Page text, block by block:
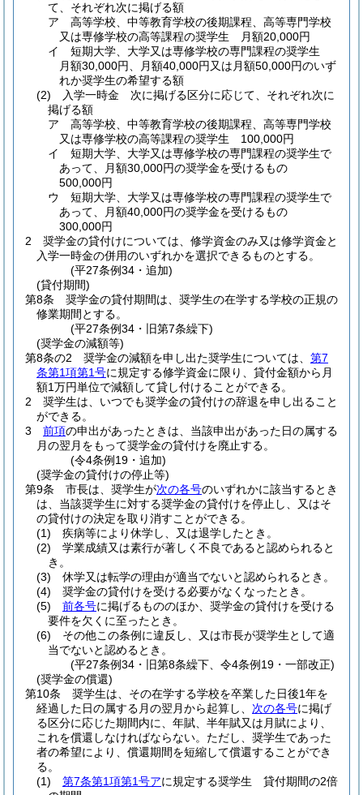
て、それぞれ次に掲げる額
ア
高等学校、中等教育学校の後期課程、高等専門学校
又は専修学校の高等課程の奨学生 月額20,000円
イ
短期大学、大学又は専修学校の専門課程の奨学生
月額30,000円、月額40,000円又は月額50,000円のいず
れか奨学生の希望する額
(2)
入学一時金 次に掲げる区分に応じて、それぞれ次に
掲げる額
ア
高等学校、中等教育学校の後期課程、高等専門学校
又は専修学校の高等課程の奨学生 100,000円
イ
短期大学、大学又は専修学校の専門課程の奨学生で
あって、月額30,000円の奨学金を受けるもの
500,000円
ウ
短期大学、大学又は専修学校の専門課程の奨学生で
あって、月額40,000円の奨学金を受けるもの
300,000円
2
奨学金の貸付けについては、修学資金のみ又は修学資金と
入学一時金の併用のいずれかを選択できるものとする。
(平27条例34・追加)
(貸付期間)
第8条
奨学金の貸付期間は、奨学生の在学する学校の正規の
修業期間とする。
(平27条例34・旧第7条繰下)
(奨学金の減額等)
第8条の2
奨学金の減額を申し出た奨学生については、 第7
条第1項第1号に規定する修学資金に限り、貸付金額から月
額1万円単位で減額して貸し付けることができる。
2
奨学生は、いつでも奨学金の貸付けの辞退を申し出ること
ができる。
3
前項の申出があったときは、当該申出があった日の属する
月の翌月をもって奨学金の貸付けを廃止する。
(令4条例19・追加)
(奨学金の貸付けの停止等)
第9条
市長は、奨学生が次の各号のいずれかに該当するとき
は、当該奨学生に対する奨学金の貸付けを停止し、又はそ
の貸付けの決定を取り消すことができる。
(1)
疾病等により休学し、又は退学したとき。
(2)
学業成績又は素行が著しく不良であると認められると
き。
(3)
休学又は転学の理由が適当でないと認められるとき。
(4)
奨学金の貸付けを受ける必要がなくなったとき。
(5)
前各号に掲げるもののほか、奨学金の貸付けを受ける
要件を欠くに至ったとき。
(6)
その他この条例に違反し、又は市長が奨学生として適
当でないと認めるとき。
(平27条例34・旧第8条繰下、令4条例19・一部改正)
(奨学金の償還)
第10条
奨学生は、その在学する学校を卒業した日後1年を
経過した日の属する月の翌月から起算し、 次の各号に掲げ
る区分に応じた期間内に、年賦、半年賦又は月賦により、
これを償還しなければならない。 ただし、奨学生であった
者の希望により、償還期間を短縮して償還することができ
る。
(1)
第7条第1項第1号アに規定する奨学生 貸付期間の2倍